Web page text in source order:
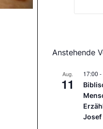
Anstehende
Aug.
11
17:00 -
Josef